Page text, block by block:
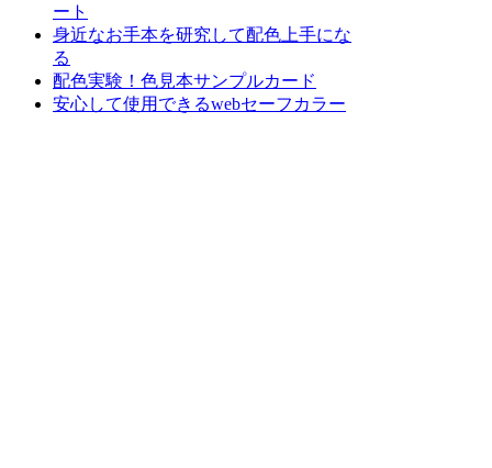
ート
身近なお手本を研究して配色上手にな
る
配色実験！色見本サンプルカード
安心して使用できるwebセーフカラー